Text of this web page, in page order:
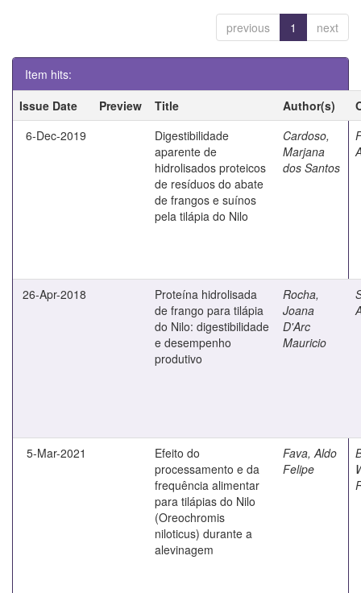
previous 1 next
Item hits:
Issue Date
Preview Title Author(s)
6-Dec-2019
Digestibilidade
aparente de
hidrolisados proteicos
de resíduos do abate
de frangos e suínos
pela tilápia do Nilo
Cardoso,
Marjana
dos Santos
26-Apr-2018
Proteína hidrolisada
de frango para tilápia
do Nilo: digestibilidade
e desempenho
produtivo
Rocha,
Joana
D'Arc
Mauricio
5-Mar-2021
Efeito do
processamento e da
frequência alimentar
para tilápias do Nilo
(Oreochromis
niloticus) durante a
alevinagem
Fava, Aldo
Felipe